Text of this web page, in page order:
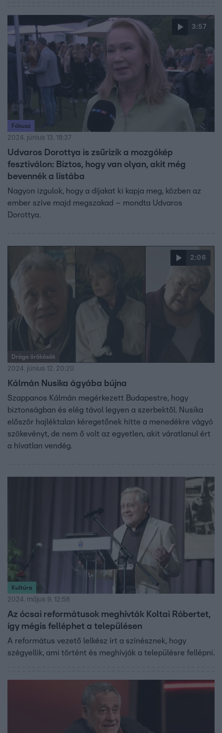
3:57
Fókusz
2024. június 13. 18:37
Udvaros Dorottya is zsűrizik a mozgókép
fesztiválon: Biztos, hogy van olyan, akit még
bevennék a listába
Nagyon izgulok, hogy a díjakat ki kapja meg, közben az
ember szíve majd megszakad – mondta Udvaros
Dorottya.
2:06
Drága örökösök
2024. június 12. 20:20
Kálmán Nusika ágyába bújna
Szappanos Kálmán megérkezett Budapestre, hogy
biztonságban és elég távol legyen a szerbektől. Nusika
először hajléktalan kéregetőnek hitte a menedékre vágyó
szökevényt, de nem ő volt az egyetlen, akit váratlanul ért
a hívatlan vendég.
Kultúra
2024. május 9. 12:58
Az ócsai reformátusok meghívták Koltai Róbertet,
így mégis felléphet a településen
A református vezető lelkész írt a színésznek, hogy
szégyellik, ami történt és meghívják a településre fellépni.